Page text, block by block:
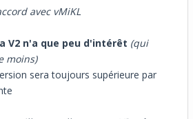
avec vMiKL
V2 n'a que peu d'intérêt (qui
moins)
sera toujours supérieure par